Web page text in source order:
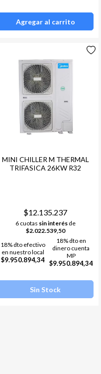
Agregar al carrito
MINI CHILLER M THERMAL
TRIFASICA 26KW R32
$12.135.237
6 cuotas sin interésde
$2.022.539,50
18% dto efectivo
en nuestro local
$9.950.894,34
18% dto en
dinero cuenta
MP
$9.950.894,34
Sin Stock